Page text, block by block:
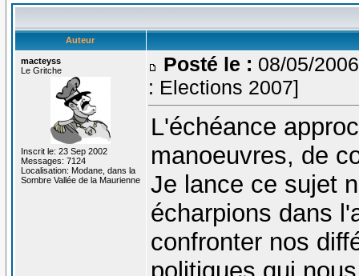
Auteur
macteyss
Le Gritche
Inscrit le: 23 Sep 2002
Messages: 7124
Localisation: Modane, dans la
Sombre Vallée de la Maurienne
Posté le : 08/05/
: Elections 2007]
L'échéance
manoeuvres, de
Je lance ce sujet
écharpions dans
confronter nos